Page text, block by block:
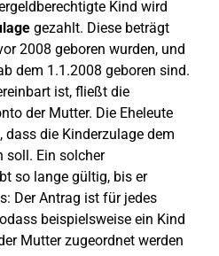
Kind wird
gezahlt. Diese beträgt
2008 geboren wurden, und
dem 1.1.2008 geboren sind.
ist, fließt die
der Mutter. Die Eheleute
dass die Kinderzulage dem
soll. Ein solcher
so lange gültig, bis er
Der Antrag ist für jedes
beispielsweise ein Kind
Mutter zugeordnet werden